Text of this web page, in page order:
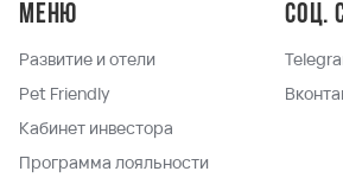
Меню
Развитие и отели
Pet Friendly
Кабинет инвестора
Программа лояльности
Соц.